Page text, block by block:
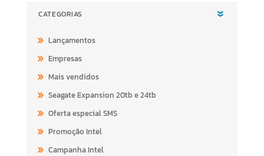
CATEGORIAS
Lançamentos
Empresas
Mais vendidos
Seagate Expansion 20tb e 24tb
Oferta especial SMS
Promoção Intel
Campanha Intel